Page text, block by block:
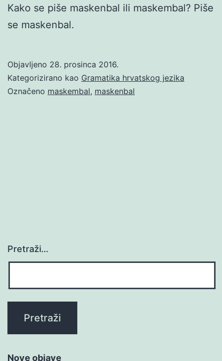
Kako se piše maskenbal ili maskembal? Piše
se maskenbal.
Objavljeno 28. prosinca 2016.
Kategorizirano kao Gramatika hrvatskog jezika
Označeno maskembal, maskenbal
Pretraži…
Nove objave